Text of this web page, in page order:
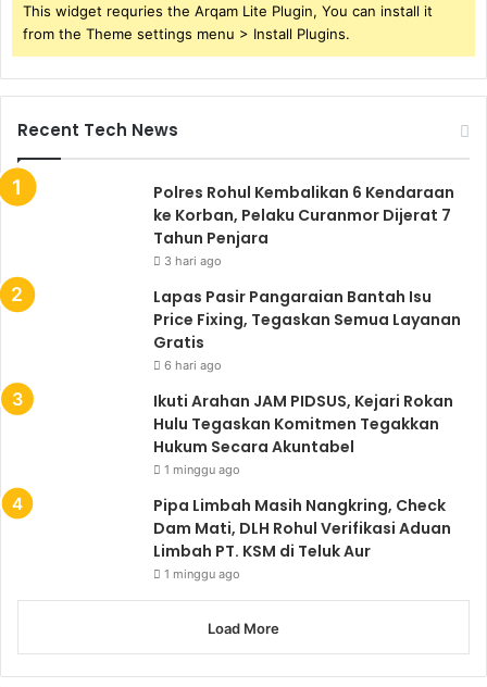
This widget requries the Arqam Lite Plugin, You can install it
from the Theme settings menu > Install Plugins.
Recent Tech News
Polres Rohul Kembalikan 6 Kendaraan
ke Korban, Pelaku Curanmor Dijerat 7
Tahun Penjara
3 hari ago
Lapas Pasir Pangaraian Bantah Isu
Price Fixing, Tegaskan Semua Layanan
Gratis
6 hari ago
Ikuti Arahan JAM PIDSUS, Kejari Rokan
Hulu Tegaskan Komitmen Tegakkan
Hukum Secara Akuntabel
1 minggu ago
Pipa Limbah Masih Nangkring, Check
Dam Mati, DLH Rohul Verifikasi Aduan
Limbah PT. KSM di Teluk Aur
1 minggu ago
Load More